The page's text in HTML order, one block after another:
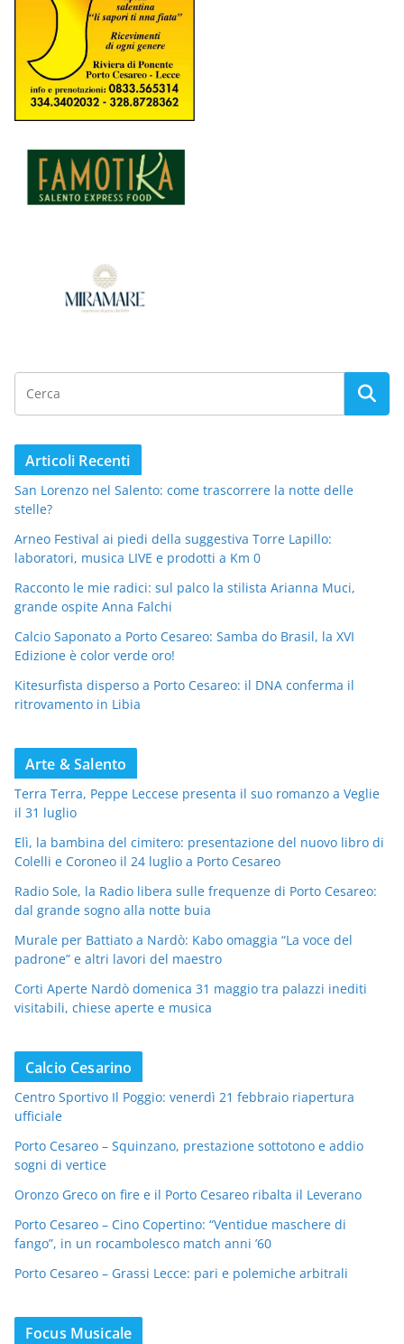
Articoli Recenti
San Lorenzo nel Salento: come trascorrere la notte delle
stelle?
Arneo Festival ai piedi della suggestiva Torre Lapillo:
laboratori, musica LIVE e prodotti a Km 0
Racconto le mie radici: sul palco la stilista Arianna Muci,
grande ospite Anna Falchi
Calcio Saponato a Porto Cesareo: Samba do Brasil, la XVI
Edizione è color verde oro!
Kitesurfista disperso a Porto Cesareo: il DNA conferma il
ritrovamento in Libia
Arte & Salento
Terra Terra, Peppe Leccese presenta il suo romanzo a Veglie
il 31 luglio
Elì, la bambina del cimitero: presentazione del nuovo libro di
Colelli e Coroneo il 24 luglio a Porto Cesareo
Radio Sole, la Radio libera sulle frequenze di Porto Cesareo:
dal grande sogno alla notte buia
Murale per Battiato a Nardò: Kabo omaggia “La voce del
padrone” e altri lavori del maestro
Corti Aperte Nardò domenica 31 maggio tra palazzi inediti
visitabili, chiese aperte e musica
Calcio Cesarino
Centro Sportivo Il Poggio: venerdì 21 febbraio riapertura
ufficiale
Porto Cesareo – Squinzano, prestazione sottotono e addio
sogni di vertice
Oronzo Greco on fire e il Porto Cesareo ribalta il Leverano
Porto Cesareo – Cino Copertino: “Ventidue maschere di
fango”, in un rocambolesco match anni ’60
Porto Cesareo – Grassi Lecce: pari e polemiche arbitrali
Focus Musicale